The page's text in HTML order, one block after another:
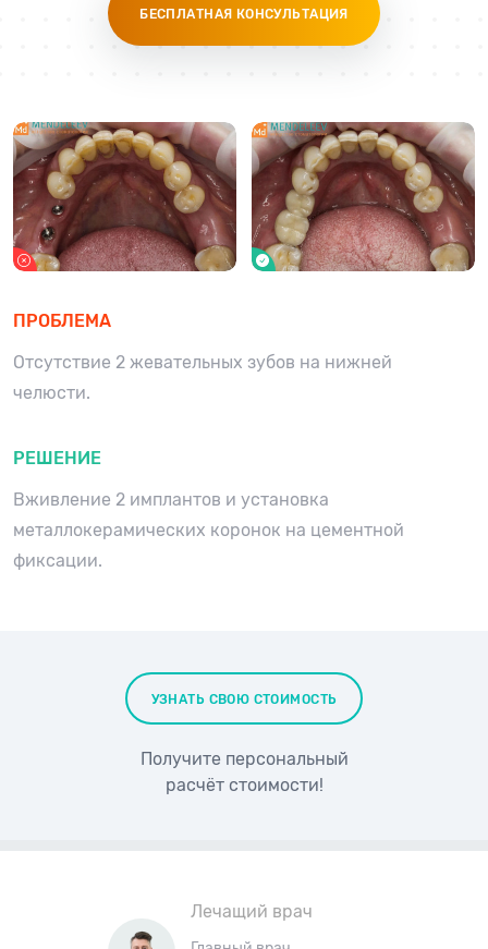
БЕСПЛАТНАЯ КОНСУЛЬТАЦИЯ
ПРОБЛЕМА
Отсутствие 2 жевательных зубов на нижней
челюсти.
РЕШЕНИЕ
Вживление 2 имплантов и установка
металлокерамических коронок на цементной
фиксации.
УЗНАТЬ СВОЮ СТОИМОСТЬ
Получите персональный
расчёт стоимости!
Лечащий врач